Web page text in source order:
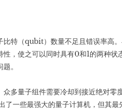
特（qubit）数量不足且错误率高
，使之可以同时具有0和1的两种
。
多量子组件需要冷却到接近绝对零
一些最强大的量子计算机，但其最